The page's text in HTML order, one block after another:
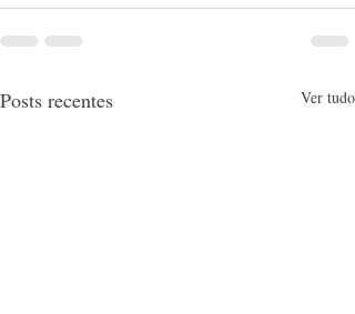
Posts recentes Ver tudo